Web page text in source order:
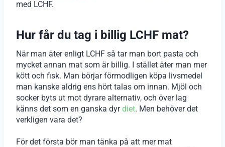
med LCHF.
Hur får du tag i billig LCHF mat?
När man äter enligt LCHF så tar man bort pasta och
mycket annan mat som är billig. I stället äter man mer
kött och fisk. Man börjar förmodligen köpa livsmedel
man kanske aldrig ens hört talas om innan. Mjöl och
socker byts ut mot dyrare alternativ, och över lag
känns det som en ganska dyrdiet. Men behöver det
verkligen vara det?
För det första bör man tänka på att mer mat